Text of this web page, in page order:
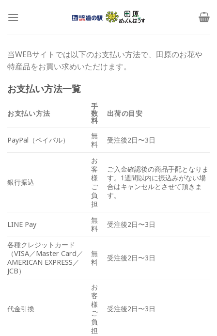
当WEBサイトでは以下のお支払い方法で、田原のお花や
特産品をお買い求めいただけます。
お支払い方法一覧
お支払い方法
手
数
料
出荷の目安
PayPal（ペイパル）
無
料
受注後2日〜3日
銀行振込
お
客
様
ご
負
担
ご入金確認後の商品手配となりま
す。1週間以内に振込みがない場
合はキャンセルとさせて頂きま
す。
LINE Pay
無
料
受注後2日〜3日
各種クレジットカード
（VISA／Master Card／
AMERICAN EXPRESS／
JCB）
無
料
受注後2日〜3日
代金引換
お
客
様
ご
負
担
受注後2日〜3日